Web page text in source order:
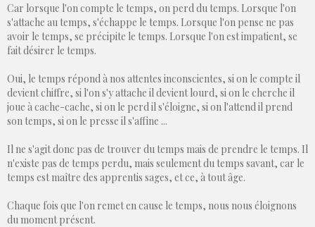
Car lorsque l'on compte le temps, on perd du temps. Lorsque l'on
s'attache au temps, s'échappe le temps. Lorsque l'on pense ne pas
avoir le temps, se précipite le temps. Lorsque l'on est impatient, se
fait désirer le temps.
Oui, le temps répond à nos attentes inconscientes, si on le compte il
devient chiffre, si l'on s'y attache il devient lourd, si on le cherche il
joue à cache-cache, si on le perd il s'éloigne, si on l'attend il prend
son temps, si on le presse il s'affine ...
Il ne s'agit donc pas de trouver du temps mais de prendre le temps. Il
n'existe pas de temps perdu, mais seulement du temps savant, car le
temps est maître des apprentis sages, et ce, à tout âge.
Chaque fois que l'on remet en cause le temps, nous nous éloignons
du moment présent.